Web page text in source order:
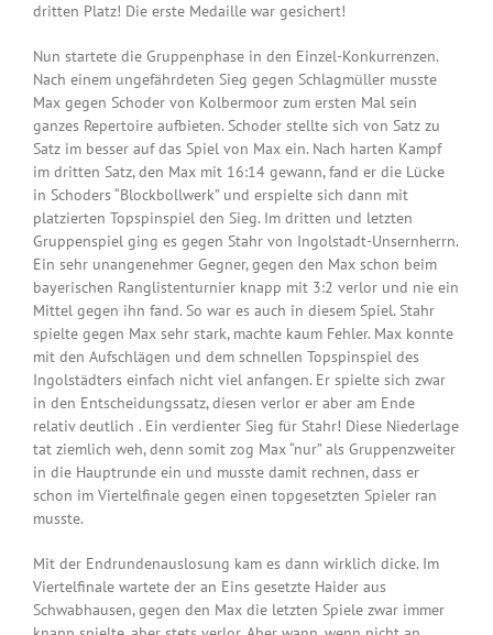
dritten Platz! Die erste Medaille war gesichert!
Nun startete die Gruppenphase in den Einzel-Konkurrenzen.
Nach einem ungefährdeten Sieg gegen Schlagmüller musste
Max gegen Schoder von Kolbermoor zum ersten Mal sein
ganzes Repertoire aufbieten. Schoder stellte sich von Satz zu
Satz im besser auf das Spiel von Max ein. Nach harten Kampf
im dritten Satz, den Max mit 16:14 gewann, fand er die Lücke
in Schoders “Blockbollwerk” und erspielte sich dann mit
platzierten Topspinspiel den Sieg. Im dritten und letzten
Gruppenspiel ging es gegen Stahr von Ingolstadt-Unsernherrn.
Ein sehr unangenehmer Gegner, gegen den Max schon beim
bayerischen Ranglistenturnier knapp mit 3:2 verlor und nie ein
Mittel gegen ihn fand. So war es auch in diesem Spiel. Stahr
spielte gegen Max sehr stark, machte kaum Fehler. Max konnte
mit den Aufschlägen und dem schnellen Topspinspiel des
Ingolstädters einfach nicht viel anfangen. Er spielte sich zwar
in den Entscheidungssatz, diesen verlor er aber am Ende
relativ deutlich . Ein verdienter Sieg für Stahr! Diese Niederlage
tat ziemlich weh, denn somit zog Max “nur” als Gruppenzweiter
in die Hauptrunde ein und musste damit rechnen, dass er
schon im Viertelfinale gegen einen topgesetzten Spieler ran
musste.
Mit der Endrundenauslosung kam es dann wirklich dicke. Im
Viertelfinale wartete der an Eins gesetzte Haider aus
Schwabhausen, gegen den Max die letzten Spiele zwar immer